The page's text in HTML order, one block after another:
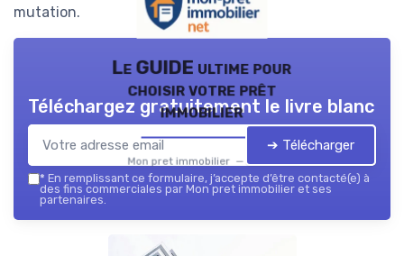
mutation.
Le GUIDE ultime pour
choisir votre prêt
immobilier
Mon pret immobilier — 2026
Téléchargez gratuitement le livre blanc
➔ Télécharger
* En remplissant ce formulaire, j’accepte d’être contacté(e) à
des fins commerciales par Mon pret immobilier et ses
partenaires.